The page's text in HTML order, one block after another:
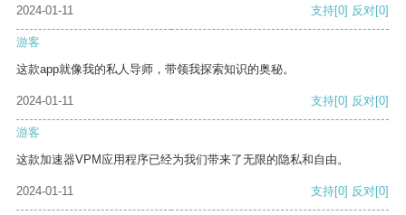
2024-01-11
支持[0] 反对[0]
游客
这款app就像我的私人导师，带领我探索知识的奥秘。
2024-01-11 支持[0] 反对[0]
游客
这款加速器VPM应用程序已经为我们带来了无限的隐私和自由。
2024-01-11 支持[0] 反对[0]